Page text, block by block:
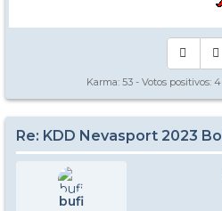
Karma: 53 - Votos positivos: 4
Re: KDD Nevasport 2023
bufi